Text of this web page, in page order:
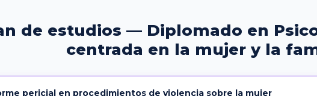
de estudios — Diplomado en
centrada en la mujer y la
pericial en procedimientos de violencia sobre la mujer